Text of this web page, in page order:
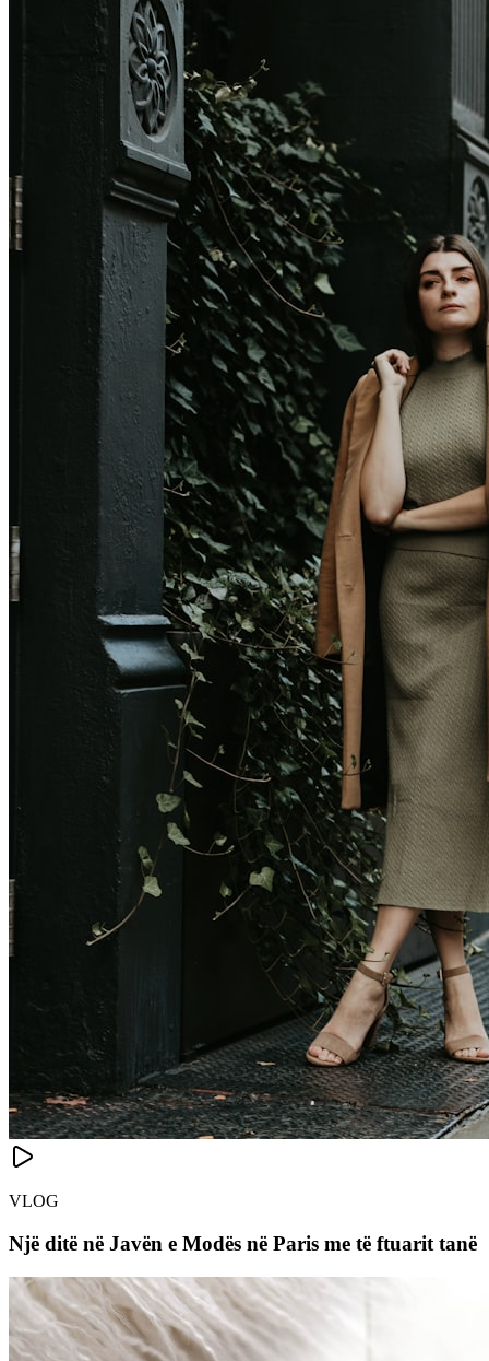
VLOG
Një ditë në Javën e Modës në Paris me të ftuarit tanë